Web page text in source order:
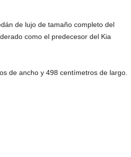
de lujo de tamaño completo del
como el predecesor del Kia
de ancho y 498 centímetros de largo.